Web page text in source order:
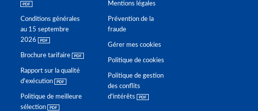
Conditions générales
au 15 septembre
2026
Brochure tarifaire
Rapport sur la qualité
d'exécution
Politique de meilleure
sélection
Mentions légales
Prévention de la
fraude
Gérer mes cookies
Politique de cookies
Politique de gestion
des conflits
d'intérêts